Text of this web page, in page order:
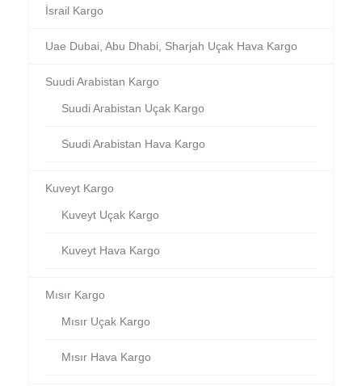
İsrail Kargo
Uae Dubai, Abu Dhabi, Sharjah Uçak Hava Kargo
Suudi Arabistan Kargo
Suudi Arabistan Uçak Kargo
Suudi Arabistan Hava Kargo
Kuveyt Kargo
Kuveyt Uçak Kargo
Kuveyt Hava Kargo
Mısır Kargo
Mısır Uçak Kargo
Mısır Hava Kargo